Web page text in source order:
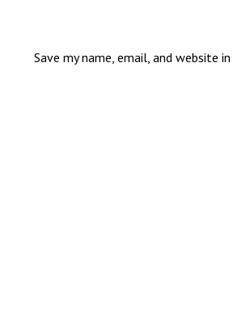
Save my name, email, and website